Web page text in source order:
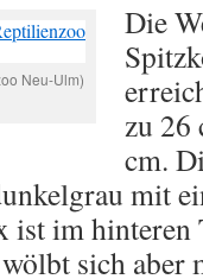
Neu-Ulm)
Die
zu 26
cm.
mit
ist im
sich aber